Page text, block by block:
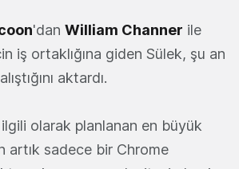
'dan William Channer ile
iş ortaklığına giden Sülek, şu an
aktardı.
olarak planlanan en büyük
artık sadece bir Chrome